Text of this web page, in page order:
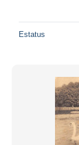
Estatus